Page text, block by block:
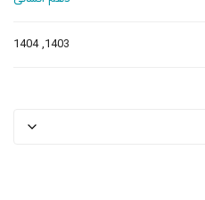
1403, 1404